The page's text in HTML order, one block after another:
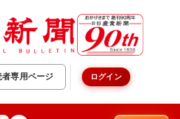
者専用ページ ログイン